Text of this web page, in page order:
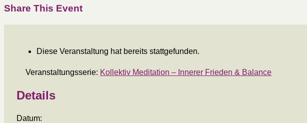
Share This Event
Diese Veranstaltung hat bereits stattgefunden.
Veranstaltungsserie: Kollektiv Meditation – Innerer Frieden & Balance
Details
Datum: